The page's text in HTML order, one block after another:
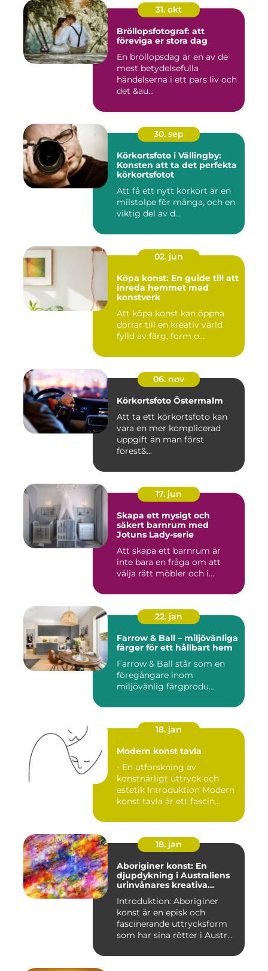
31. okt
Bröllopsfotograf: att
föreviga er stora dag
En bröllopsdag är en av de
mest betydelsefulla
händelserna i ett pars liv och
det &au...
30. sep
Körkortsfoto i Vällingby:
Konsten att ta det perfekta
körkortsfotot
Att få ett nytt körkort är en
milstolpe för många, och en
viktig del av d...
02. jun
Köpa konst: En guide till att
inreda hemmet med
konstverk
Att köpa konst kan öppna
dörrar till en kreativ värld
fylld av färg, form o...
06. nov
Körkortsfoto Östermalm
Att ta ett körkortsfoto kan
vara en mer komplicerad
uppgift än man först
förest&...
17. jun
Skapa ett mysigt och
säkert barnrum med
Jotuns Lady-serie
Att skapa ett barnrum är
inte bara en fråga om att
välja rätt möbler och i...
22. jan
Farrow & Ball – miljövänliga
färger för ett hållbart hem
Farrow & Ball står som en
föregångare inom
miljövänlig färgprodu...
18. jan
Modern konst tavla
- En utforskning av
konstnärligt uttryck och
estetik Introduktion Modern
konst tavla är ett fascin...
18. jan
Aboriginer konst: En
djupdykning i Australiens
urinvånares kreativa
Introduktion: Aboriginer
konst är en episk och
fascinerande uttrycksform
som har sina rötter i Austr...